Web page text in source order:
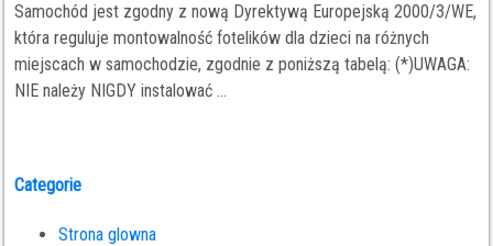
Samochód jest zgodny z nową Dyrektywą Europejską 2000/3/WE,
która reguluje montowalność fotelików dla dzieci na różnych
miejscach w samochodzie, zgodnie z poniższą tabelą: (*)UWAGA:
NIE należy NIGDY instalować ...
Categorie
Strona glowna